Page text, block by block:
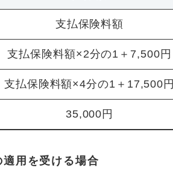
支払保険料額
支払保険料額×2分の1＋7,500円
支払保険料額×4分の1＋17,500円
35,000円
適用を受ける場合